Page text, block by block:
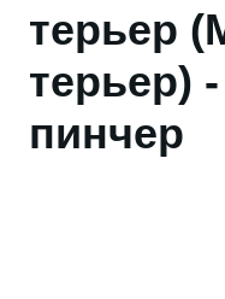
терьер
терьер)
пинчер